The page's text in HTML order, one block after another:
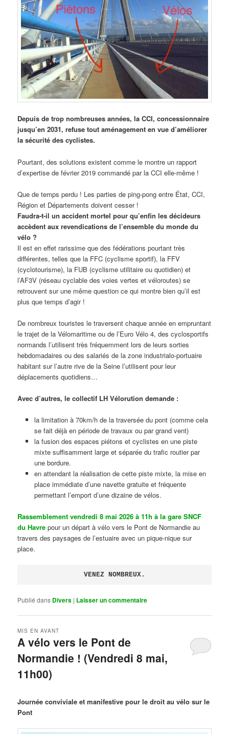
Depuis de trop nombreuses années, la CCI, concessionnaire
jusqu’en 2031, refuse tout aménagement en vue d’améliorer
la sécurité des cyclistes.
Pourtant, des solutions existent comme le montre un rapport
d’expertise de février 2019 commandé par la CCI elle-même !
Que de temps perdu ! Les parties de ping-pong entre État, CCI,
Région et Départements doivent cesser !
Faudra-t-il un accident mortel pour qu’enfin les décideurs
accèdent aux revendications de l’ensemble du monde du
vélo ?
Il est en effet rarissime que des fédérations pourtant très
différentes, telles que la FFC (cyclisme sportif), la FFV
(cyclotourisme), la FUB (cyclisme utilitaire ou quotidien) et
l’AF3V (réseau cyclable des voies vertes et véloroutes) se
retrouvent sur une même question ce qui montre bien qu’il est
plus que temps d’agir !
De nombreux touristes le traversent chaque année en empruntant
le trajet de la Vélomaritime ou de l’Euro Vélo 4, des cyclosportifs
normands l’utilisent très fréquemment lors de leurs sorties
hebdomadaires ou des salariés de la zone industrialo-portuaire
habitant sur l’autre rive de la Seine l’utilisent pour leur
déplacements quotidiens…
Avec d’autres, le collectif LH Vélorution demande :
la limitation à 70km/h de la traversée du pont (comme cela
se fait déjà en période de travaux ou par grand vent)
la fusion des espaces piétons et cyclistes en une piste
mixte suffisamment large et séparée du trafic routier par
une bordure.
en attendant la réalisation de cette piste mixte, la mise en
place immédiate d’une navette gratuite et fréquente
permettant l’emport d’une dizaine de vélos.
Rassemblement vendredi 8 mai 2026 à 11h à la gare SNCF
du Havre pour un départ à vélo vers le Pont de Normandie au
travers des paysages de l’estuaire avec un pique-nique sur
place.
VENEZ NOMBREUX.
Publié dans Divers | Laisser un commentaire
A vélo vers le Pont de
Normandie ! (Vendredi 8 mai,
11h00)
MIS EN AVANT
Journée conviviale et manifestive pour le droit au vélo sur le
Pont